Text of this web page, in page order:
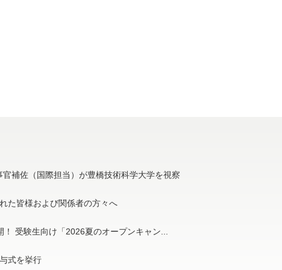
補佐（国際担当）が豊橋技術科学大学を視察
た皆様および関係者の方々へ
受験生向け「2026夏のオープンキャン...
式を挙行